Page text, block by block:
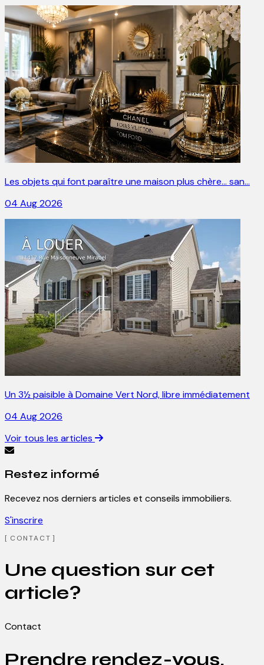
Les objets qui font paraître une maison plus chère… san…
04 Aug 2026
Un 3½ paisible à Domaine Vert Nord, libre immédiatement
04 Aug 2026
Voir tous les articles
Restez informé
Recevez nos derniers articles et conseils immobiliers.
S'inscrire
CONTACT
Une question sur cet
article?
Contact
Prendre rendez-vous.